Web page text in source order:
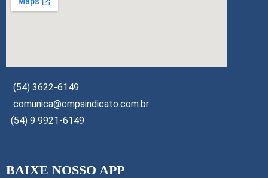
(54) 3622-6149
comunica@cmpsindicato.com.br
(54) 9 9921-6149
BAIXE NOSSO APP